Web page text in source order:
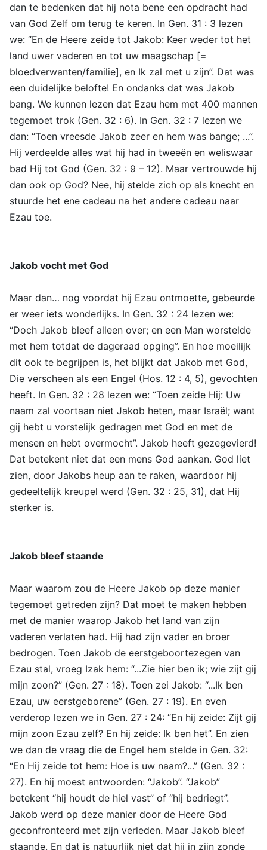
dan te bedenken dat hij nota bene een opdracht had
van God Zelf om terug te keren. In Gen. 31 : 3 lezen
we: “En de Heere zeide tot Jakob: Keer weder tot het
land uwer vaderen en tot uw maagschap [=
bloedverwanten/familie], en Ik zal met u zijn”. Dat was
een duidelijke belofte! En ondanks dat was Jakob
bang. We kunnen lezen dat Ezau hem met 400 mannen
tegemoet trok (Gen. 32 : 6). In Gen. 32 : 7 lezen we
dan: “Toen vreesde Jakob zeer en hem was bange; ...”.
Hij verdeelde alles wat hij had in tweeën en weliswaar
bad Hij tot God (Gen. 32 : 9 – 12). Maar vertrouwde hij
dan ook op God? Nee, hij stelde zich op als knecht en
stuurde het ene cadeau na het andere cadeau naar
Ezau toe.
Jakob vocht met God
Maar dan… nog voordat hij Ezau ontmoette, gebeurde
er weer iets wonderlijks. In Gen. 32 : 24 lezen we:
“Doch Jakob bleef alleen over; en een Man worstelde
met hem totdat de dageraad opging”. En hoe moeilijk
dit ook te begrijpen is, het blijkt dat Jakob met God,
Die verscheen als een Engel (Hos. 12 : 4, 5), gevochten
heeft. In Gen. 32 : 28 lezen we: “Toen zeide Hij: Uw
naam zal voortaan niet Jakob heten, maar Israël; want
gij hebt u vorstelijk gedragen met God en met de
mensen en hebt overmocht”. Jakob heeft gezegevierd!
Dat betekent niet dat een mens God aankan. God liet
zien, door Jakobs heup aan te raken, waardoor hij
gedeeltelijk kreupel werd (Gen. 32 : 25, 31), dat Hij
sterker is.
Jakob bleef staande
Maar waarom zou de Heere Jakob op deze manier
tegemoet getreden zijn? Dat moet te maken hebben
met de manier waarop Jakob het land van zijn
vaderen verlaten had. Hij had zijn vader en broer
bedrogen. Toen Jakob de eerstgeboortezegen van
Ezau stal, vroeg Izak hem: “...Zie hier ben ik; wie zijt gij
mijn zoon?” (Gen. 27 : 18). Toen zei Jakob: “...Ik ben
Ezau, uw eerstgeborene” (Gen. 27 : 19). En even
verderop lezen we in Gen. 27 : 24: “En hij zeide: Zijt gij
mijn zoon Ezau zelf? En hij zeide: Ik ben het”. En zien
we dan de vraag die de Engel hem stelde in Gen. 32:
“En Hij zeide tot hem: Hoe is uw naam?...” (Gen. 32 :
27). En hij moest antwoorden: “Jakob”. “Jakob”
betekent “hij houdt de hiel vast” of “hij bedriegt”.
Jakob werd op deze manier door de Heere God
geconfronteerd met zijn verleden. Maar Jakob bleef
staande. En dat is natuurlijk niet dat hij in zijn zonde